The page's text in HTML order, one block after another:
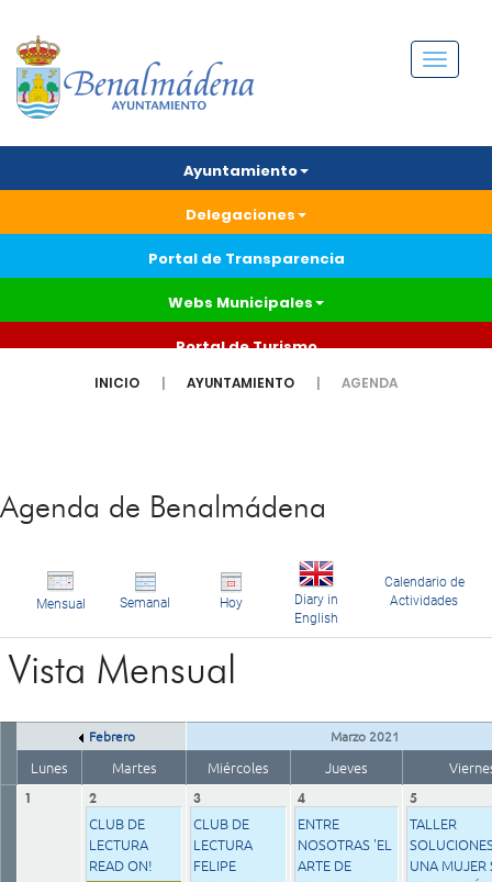
Menú
Ayuntamiento
Delegaciones
Portal de Transparencia
Webs Municipales
Portal de Turismo
INICIO AYUNTAMIENTO AGENDA
Agenda de Benalmádena
Mensual Semanal Hoy
Diary in
English
Calendario de
Actividades
Vista Mensual
Febrero Marzo 2021
Lunes Martes Miércoles Jueves
1 2
CLUB DE
LECTURA
READ ON!
3
CLUB DE
LECTURA
FELIPE
4
ENTRE
NOSOTRAS 'EL
ARTE DE
5
TALLER
UNA MUJER